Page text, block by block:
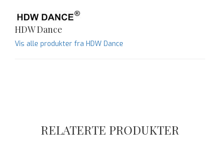
HDW Dance
Vis alle produkter fra HDW Dance
RELATERTE PRODUKTER